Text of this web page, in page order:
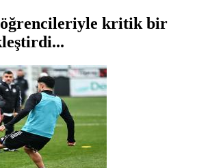
öğrencileriyle kritik bir